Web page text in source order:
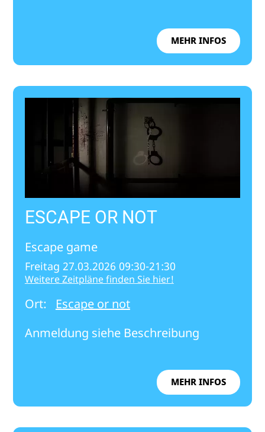
MEHR INFOS
ESCAPE OR NOT
Escape game
Freitag 27.03.2026 09:30-21:30
Weitere Zeitpläne finden Sie hier!
Ort:
Escape or not
Anmeldung siehe Beschreibung
MEHR INFOS